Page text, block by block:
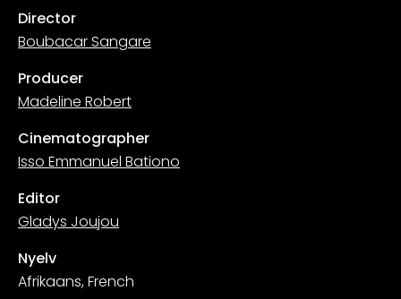
Director
Boubacar Sangare
Producer
Madeline Robert
Cinematographer
Isso Emmanuel Bationo
Editor
Gladys Joujou
Nyelv
Afrikaans, French